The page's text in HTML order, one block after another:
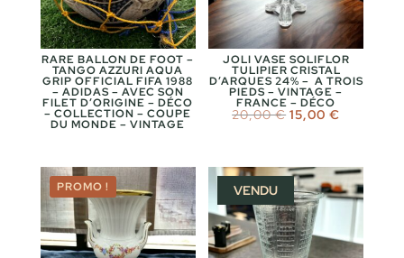
RARE BALLON DE FOOT –
TANGO AZZURI AQUA
GRIP OFFICIAL FIFA 1988
– ADIDAS – AVEC SON
FILET D’ORIGINE – DÉCO
– COLLECTION – COUPE
DU MONDE – VINTAGE
JOLI VASE SOLIFLOR
TULIPIER CRISTAL
D’ARQUES 24% – A TROIS
PIEDS – VINTAGE –
FRANCE – DÉCO
20,00€ Le
prix
20,00 €.
15,00€
15,00 €.
PROMO ! VENDU